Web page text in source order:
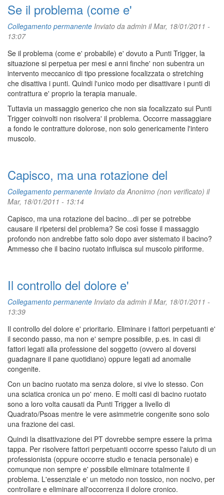
Se il problema (come e'
Collegamento permanente Inviato da admin il Mar, 18/01/2011 -
13:07
Se il problema (come e' probabile) e' dovuto a Punti Trigger, la
situazione si perpetua per mesi e anni finche' non subentra un
intervento meccanico di tipo pressione focalizzata o stretching
che disattiva i punti. Quindi l'unico modo per disattivare i punti di
contrattura e' proprio la terapia manuale.
Tuttavia un massaggio generico che non sia focalizzato sui Punti
Trigger coinvolti non risolvera' il problema. Occorre massaggiare
a fondo le contratture dolorose, non solo genericamente l'intero
muscolo.
Capisco, ma una rotazione del
Collegamento permanente Inviato daAnonimo (non verificato) il
Mar, 18/01/2011 - 13:14
Capisco, ma una rotazione del bacino...di per se potrebbe
causare il ripetersi del problema? Se così fosse il massaggio
profondo non andrebbe fatto solo dopo aver sistemato il bacino?
Ammesso che il bacino ruotato influisca sul muscolo piriforme.
Il controllo del dolore e'
Collegamento permanente Inviato da admin il Mar, 18/01/2011 -
13:39
Il controllo del dolore e' prioritario. Eliminare i fattori perpetuanti e'
il secondo passo, ma non e' sempre possibile, p.es. in casi di
fattori legati alla professione del soggetto (ovvero al doversi
guadagnare il pane quotidiano) oppure legati ad anomalie
congenite.
Con un bacino ruotato ma senza dolore, si vive lo stesso. Con
una sciatica cronica un po' meno. E molti casi di bacino ruotato
sono a loro volta causati da Punti Trigger a livello di
Quadrato/Psoas mentre le vere asimmetrie congenite sono solo
una frazione dei casi.
Quindi la disattivazione dei PT dovrebbe sempre essere la prima
tappa. Per risolvere fattori perpetuanti occorre spesso l'aiuto di un
professionista (oppure occorre studio e tenacia personale) e
comunque non sempre e' possibile eliminare totalmente il
problema. L'essenziale e' un metodo non tossico, non nocivo, per
controllare e eliminare all'occorrenza il dolore cronico.